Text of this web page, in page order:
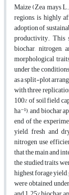
Maize (Zea mays
regions, is highly
adoption of
productivity. This
biochar,
morphological
under the
as a split-plot
with three
100% of soil field
ha⁻¹), and biochar
end of the
yield, fresh and
nitrogen use
that the main and
the studied traits
highest forage
were obtained